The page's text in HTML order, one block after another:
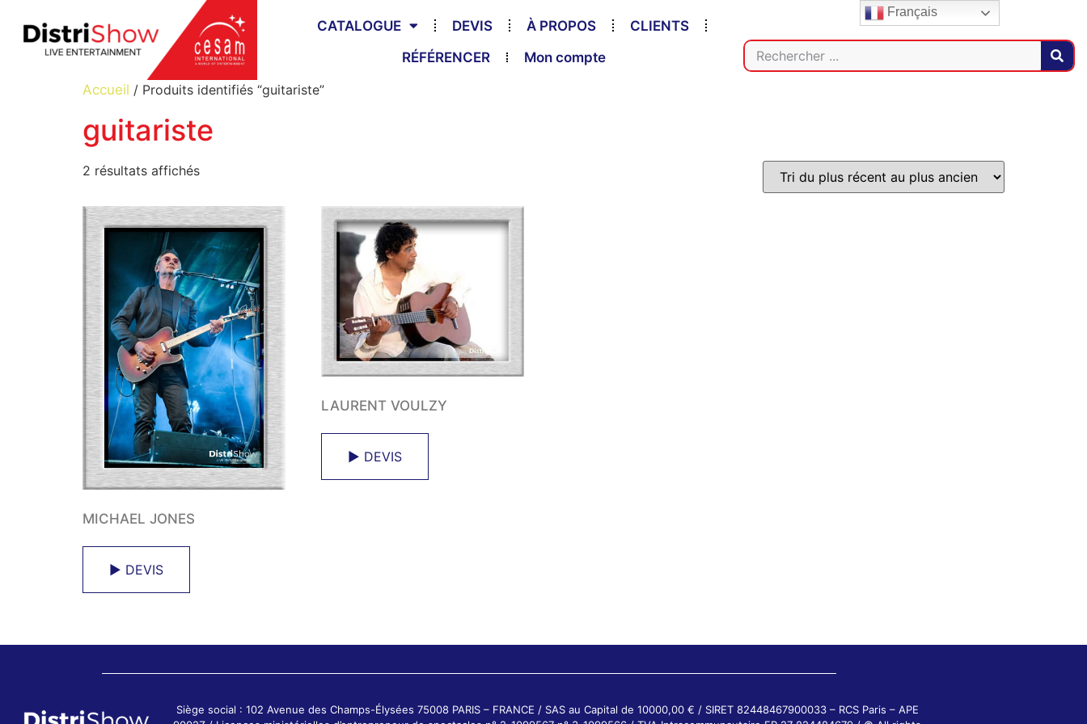
CATALOGUE DEVIS À PROPOS
CLIENTS
RÉFÉRENCER
Mon compte
Accueil / Produits identifiés “guitariste”
guitariste
2 résultats affichés
MICHAEL JONES
► DEVIS
LAURENT VOULZY
► DEVIS
Siège social : 102 Avenue des Champs-Élysées 75008 PARIS – FRANCE / SAS au Capital de 10000,00 € / SIRET 82448467900033 – RCS Paris – APE
Français